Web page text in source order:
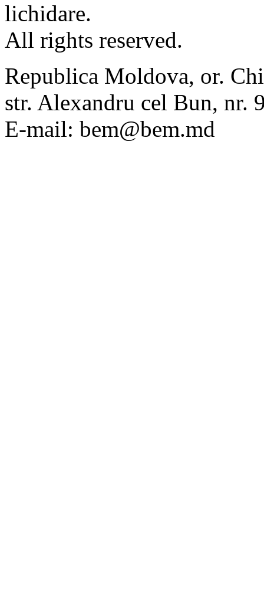
lichidare.
All rights reserved.
Republica Moldova, or.
str. Alexandru cel Bun, nr.
E-mail: bem@bem.md